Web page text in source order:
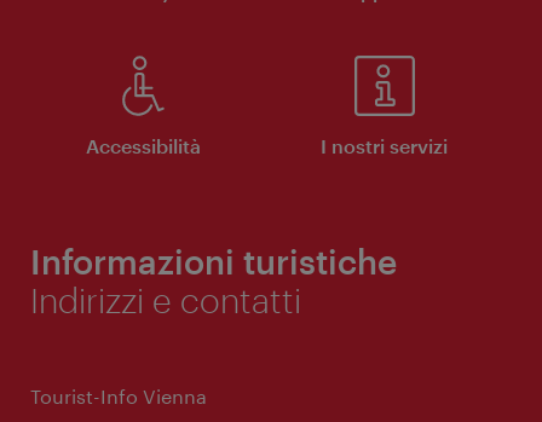
Accessibilità I nostri servizi
Informazioni turistiche
Indirizzi e contatti
Tourist-Info Vienna